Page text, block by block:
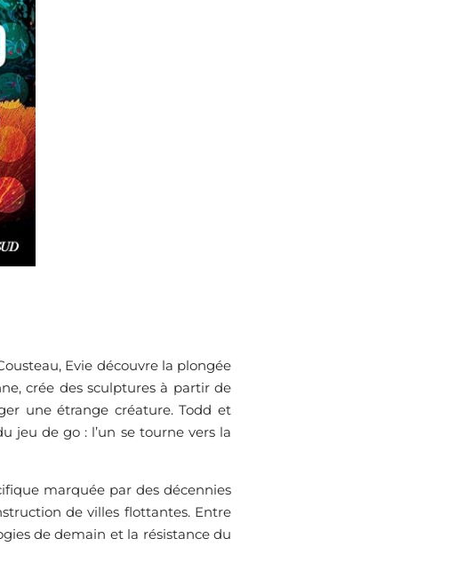
Evie découvre la plongée
crée des sculptures à partir de
une étrange créature. Todd et
jeu de go : l’un se tourne vers la
marquée par des décennies
de villes flottantes. Entre
de demain et la résistance du